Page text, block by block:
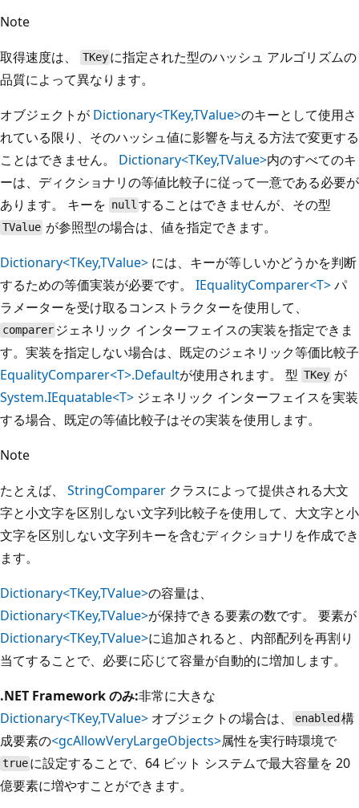
Note
取得速度は、
TKey に指定された型のハッシュ アルゴリズムの
品質によって異なります。
オブジェクトが Dictionary<TKey,TValue>のキーとして使用さ
れている限り、そのハッシュ値に影響を与える方法で変更する
ことはできません。 Dictionary<TKey,TValue>内のすべてのキ
ーは、ディクショナリの等値比較子に従って一意である必要が
あります。 キーを null することはできませんが、その型
TValue が参照型の場合は、値を指定できます。
Dictionary<TKey,TValue> には、キーが等しいかどうかを判断
するための等価実装が必要です。 IEqualityComparer<T>パ
ラメーターを受け取るコンストラクターを使用して、
comparer ジェネリック インターフェイスの実装を指定できま
す。実装を指定しない場合は、既定のジェネリック等価比較子
EqualityComparer<T>.Defaultが使用されます。 型 TKey が
System.IEquatable<T> ジェネリック インターフェイスを実装
する場合、既定の等値比較子はその実装を使用します。
Note
たとえば、 StringComparer クラスによって提供される大文
字と小文字を区別しない文字列比較子を使用して、大文字と小
文字を区別しない文字列キーを含むディクショナリを作成でき
ます。
Dictionary<TKey,TValue>の容量は、
Dictionary<TKey,TValue>が保持できる要素の数です。 要素が
Dictionary<TKey,TValue>に追加されると、内部配列を再割り
当てすることで、必要に応じて容量が自動的に増加します。
.NET Framework のみ:非常に大きな
Dictionary<TKey,TValue> オブジェクトの場合は、 enabled 構
成要素の<gcAllowVeryLargeObjects>属性を実行時環境で
true に設定することで、64 ビット システムで最大容量を 20
億要素に増やすことができます。